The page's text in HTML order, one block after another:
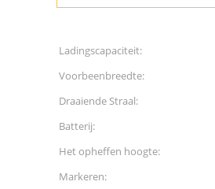
Ladingscapaciteit:
Voorbeenbreedte:
Draaiende Straal:
Batterij:
Het opheffen hoogte:
Markeren: